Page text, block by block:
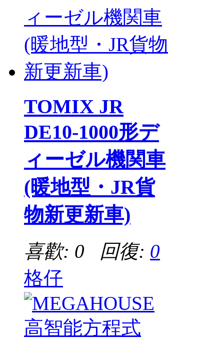
TOMIX JR
DE10-1000形デ
ィーゼル機関車
(暖地型・JR貨
物新更新車)
喜歡: 0 回復: 0
格仔